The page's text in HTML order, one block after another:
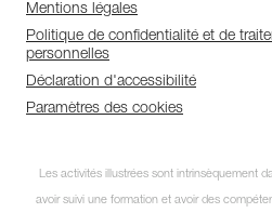
Mentions légales
Politique de confidentialité et de
personnelles
Déclaration d'accessibilité
Paramètres des cookies
Les activités illustrées sont intrinsèquement
avoir suivi une formation et avoir des